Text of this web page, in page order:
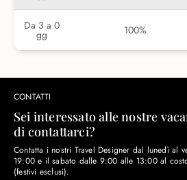
Da 3 a 0
gg 100%
CONTATTI
Sei interessato alle nostre
di contattarci?
Contatta i nostri Travel Designer dal lunedì al
19:00 e il sabato dalle 9:00 alle 13:00 al
(festivi esclusi).